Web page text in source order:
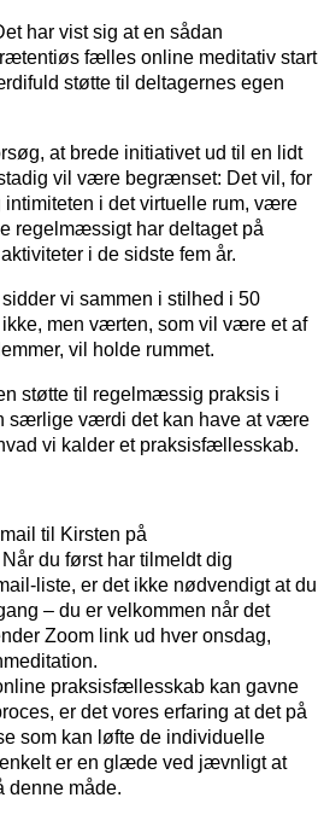
har vist sig at en sådan
fælles online meditativ start
støtte til deltagernes egen
at brede initiativet ud til en lidt
vil være begrænset: Det vil, for
i det virtuelle rum, være
regelmæssigt har deltaget på
i de sidste fem år.
vi sammen i stilhed i 50
men værten, som vil være et af
vil holde rummet.
støtte til regelmæssig praksis i
særlige værdi det kan have at være
vi kalder et praksisfællesskab.
til Kirsten på
du først har tilmeldt dig
liste, er det ikke nødvendigt at du
– du er velkommen når det
Zoom link ud hver onsdag,
praksisfællesskab kan gavne
er det vores erfaring at det på
som kan løfte de individuelle
er en glæde ved jævnligt at
denne måde.